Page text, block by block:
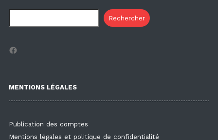
Rechercher
Facebook
MENTIONS LÉGALES
Publication des comptes
Mentions légales et politique de confidentialité